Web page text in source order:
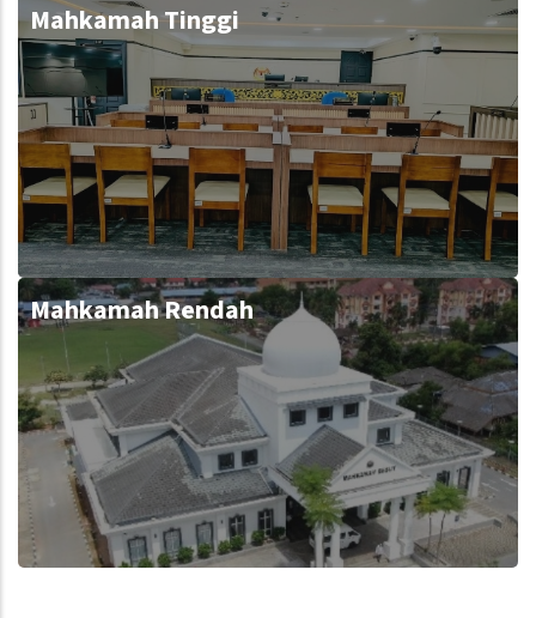
Mahkamah Tinggi
Mahkamah Rendah